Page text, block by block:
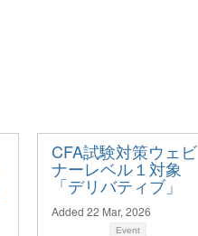
CFA試験対策ウェビ
ナーレベル１対象
「デリバティブ」
Added 22 Mar, 2026
Event